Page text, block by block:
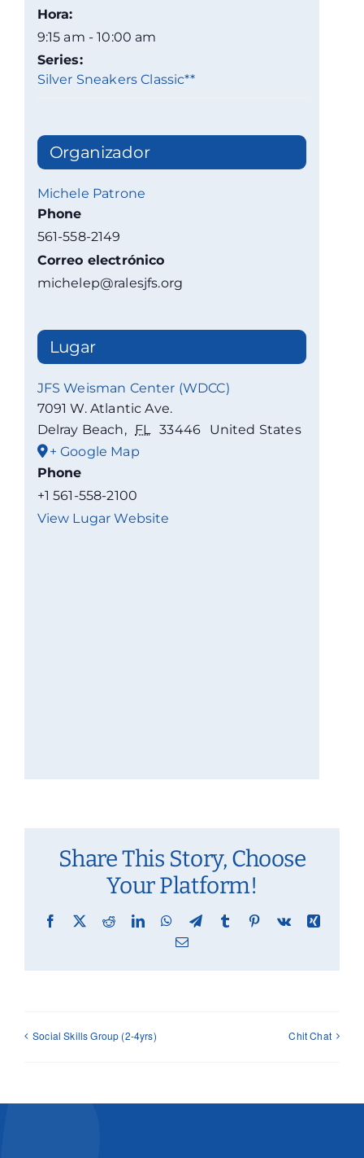
Hora:
9:15 am - 10:00 am
Series:
Silver Sneakers Classic**
Organizador
Michele Patrone
Phone
561-558-2149
Correo electrónico
michelep@ralesjfs.org
Lugar
JFS Weisman Center (WDCC)
7091 W. Atlantic Ave.
Delray Beach, FL 33446
United States
+ Google Map
Phone
+1 561-558-2100
View Lugar Website
Share This Story, Choose
Your Platform!
Facebook
X RedditLinkedInWhatsApp
TelegramTumblr Pinterest
Vk
Xing
Email
Social Skills Group (2-4yrs) Chit Chat